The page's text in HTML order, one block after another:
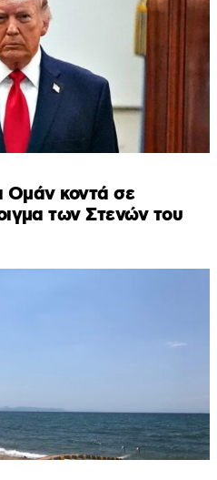
Ομάν κοντά σε
των Στενών του